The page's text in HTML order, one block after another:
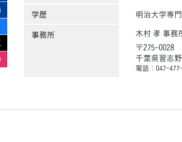
学歴
明治大学専
事務所
木村 孝 事務
〒275-0028
千葉県習志
電話：047-